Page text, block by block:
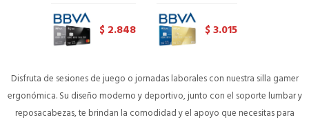
$ 2.848 $3.015
Disfruta de sesiones de juego o jornadas laborales con nuestra silla gamer
ergonómica. Su diseño moderno y deportivo, junto con el soporte lumbar y
reposacabezas, te brindan la comodidad y el apoyo que necesitas para